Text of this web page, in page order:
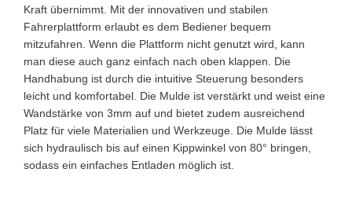
Kraft übernimmt. Mit der innovativen und stabilen
Fahrerplattform erlaubt es dem Bediener bequem
mitzufahren. Wenn die Plattform nicht genutzt wird, kann
man diese auch ganz einfach nach oben klappen. Die
Handhabung ist durch die intuitive Steuerung besonders
leicht und komfortabel. Die Mulde ist verstärkt und weist eine
Wandstärke von 3mm auf und bietet zudem ausreichend
Platz für viele Materialien und Werkzeuge. Die Mulde lässt
sich hydraulisch bis auf einen Kippwinkel von 80° bringen,
sodass ein einfaches Entladen möglich ist.